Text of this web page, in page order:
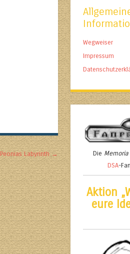
Peonias Labyrinth→
Wegweiser
Impressum
Die Memoria
DSA-
Aktion
eure